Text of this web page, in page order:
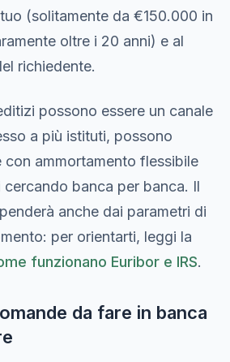
(solitamente da €150.000 in
oltre i 20 anni) e al
richiedente.
possono essere un canale
a più istituti, possono
ammortamento flessibile
banca per banca. Il
anche dai parametri di
per orientarti, leggi la
funzionano Euribor e IRS.
da fare in banca